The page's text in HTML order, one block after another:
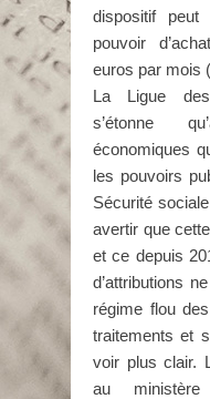
dispositif
pouvoir
euros par mois
La Ligue des
s’étonne
économiques
les pouvoirs
Sécurité
avertir que
et ce depuis
d’attributions
régime flou
traitements et
voir plus clair.
au